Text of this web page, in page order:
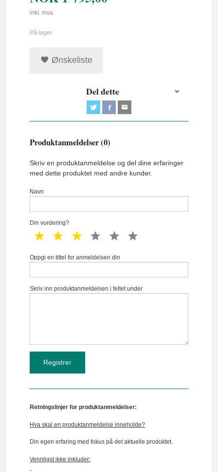
inkl. mva.
På lager
Ønskeliste
Del dette
Produktanmeldelser (0)
Skriv en produktanmeldelse og del dine erfaringer
med dette produktet med andre kunder.
Navn
Din vurdering?
1 star 2 star 3 star 4 star 5 star
Oppgi en tittel for anmeldelsen din
Skriv inn produktanmeldelsen i feltet under
Retningslinjer for produktanmeldelser:
Hva skal en produktanmeldelse inneholde?
Din egen erfaring med fokus på det aktuelle produktet.
Vennligst ikke inkluder: